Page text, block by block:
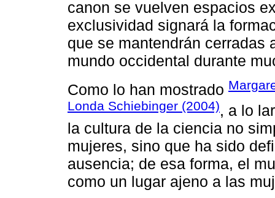
canon se vuelven espacios
exclusividad signará la
que se mantendrán cerradas
mundo occidental durante
Como lo han mostrado
Londa Schiebinger (2004), a lo
la cultura de la ciencia no
mujeres, sino que ha sido
ausencia; de esa forma, el
como un lugar ajeno a las